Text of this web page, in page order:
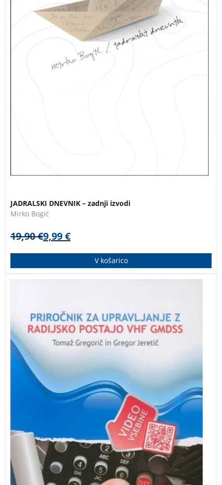
JADRALSKI DNEVNIK – zadnji izvodi
Mirko Bogić
19,90€9,99€
V košarico
VHF GMDSS in hkrati nudi še veliko več. Obogaten je z
videoposnetki rokovanja z radijsko postajo VHF, do
katerih najlažje dostopate z branjem QR-kod s
pomočjo pametnega telefona.